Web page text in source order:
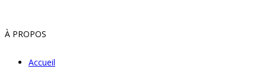
À PROPOS
Accueil